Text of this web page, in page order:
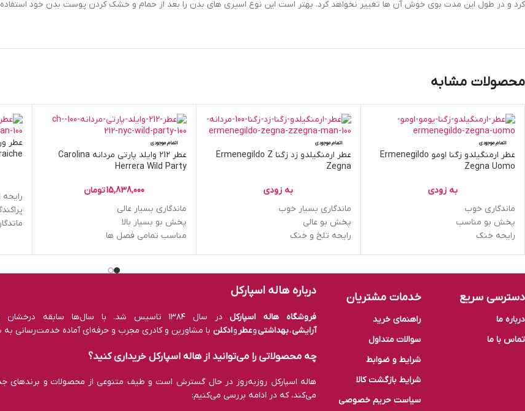
کرد و در طول این مدت بوی خوش آن ها تغییر نخواهد کرد. بهتر است این نوع اسپری های بدن را بعد از حمام و خشک کردن پوست بدن خود استفاده
محصولات مشابه
اتمام موجودی
عطر ارمنگیلدو زگنا اومو Ermenegildo
Zegna Uomo
به زودی
ماندگاری خوب
پخش بو مناسب
رایحه خنک
اتمام موجودی
عطر ارمنگیلدو زد زگنا Ermenegildo Z
Zegna
به زودی
ماندگاری بسیار خوب
پخش بو عالی
رایحه تلخ و خنک
اتمام موجودی
عطر 212 وایلد پارتی مردانه Carolina
Herrera Wild Party
15,838,000تومان
ماندگاری بسیار عالی
پخش بو بسیار بالا
مناسب تمامی فصل ها
دسترسی سریع
درباره ما
تماس با ما
خدمات مشتریان
راهنمای خرید
سوالات متداول
شرایط و ضوابط
شرایط بازگشت کالا
سیاست حریم خصوصی
درباره هاله اسپارکل
فروشگاه هاله اسپارکل در سال ۱۳۸۴ تاسیس شد. با سال‌ها سابقه درخشان در زمینه عرضه
آرایشی،بهداشتیوعطروادکلن با مشاورین و کادری مجرب و حرفه‌ای آماده خدمت‌رسانی به
چه محصولاتی را می‌توانید از هاله اسپارکل خریداری کنید؟
هاله اسپارکل روزبه‌روز در حال گسترش است و طیف متنوعی از محصولات و برند‌های
می‌کند، که در ادامه بررسی می‌کنیم: